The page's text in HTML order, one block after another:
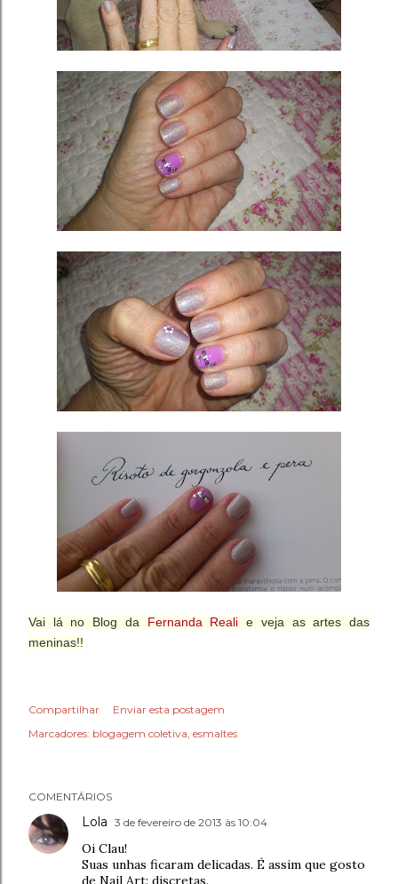
Vai lá no Blog da Fernanda Reali e veja as artes das
meninas!!
Compartilhar
Enviar esta postagem
Marcadores: blogagem coletiva esmaltes
COMENTÁRIOS
Lola 3 de fevereiro de 2013 às 10:04
Oi Clau!
Suas unhas ficaram delicadas. É assim que gosto
de Nail Art: discretas.